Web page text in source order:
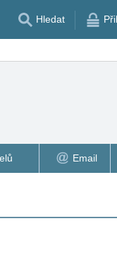
Hledat
Email